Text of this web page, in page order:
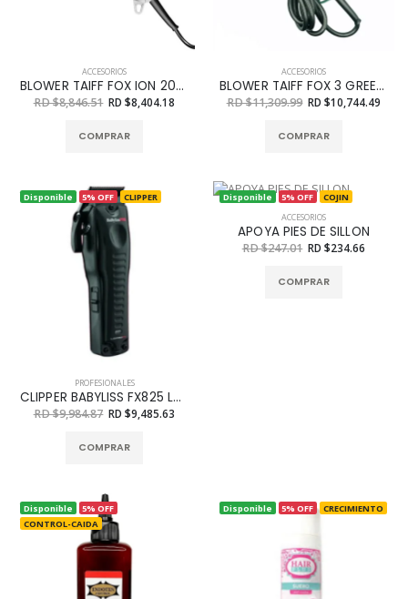
ACCESORIOS
BLOWER TAIFF FOX ION 2000
RD $8,846.51 RD $8,404.18
COMPRAR
ACCESORIOS
BLOWER TAIFF FOX 3 GREEN 2200W
RD $11,309.99 RD $10,744.49
COMPRAR
Disponible 5% OFF CLIPPER
PROFESIONALES
CLIPPER BABYLISS FX825 LO-PRO
RD $9,984.87 RD $9,485.63
COMPRAR
Disponible 5% OFF
COJIN
ACCESORIOS
APOYA PIES DE SILLON
RD $247.01 RD $234.66
COMPRAR
Disponible
5% OFF
CONTROL-CAIDA
Disponible 5% OFF CRECIMIENTO